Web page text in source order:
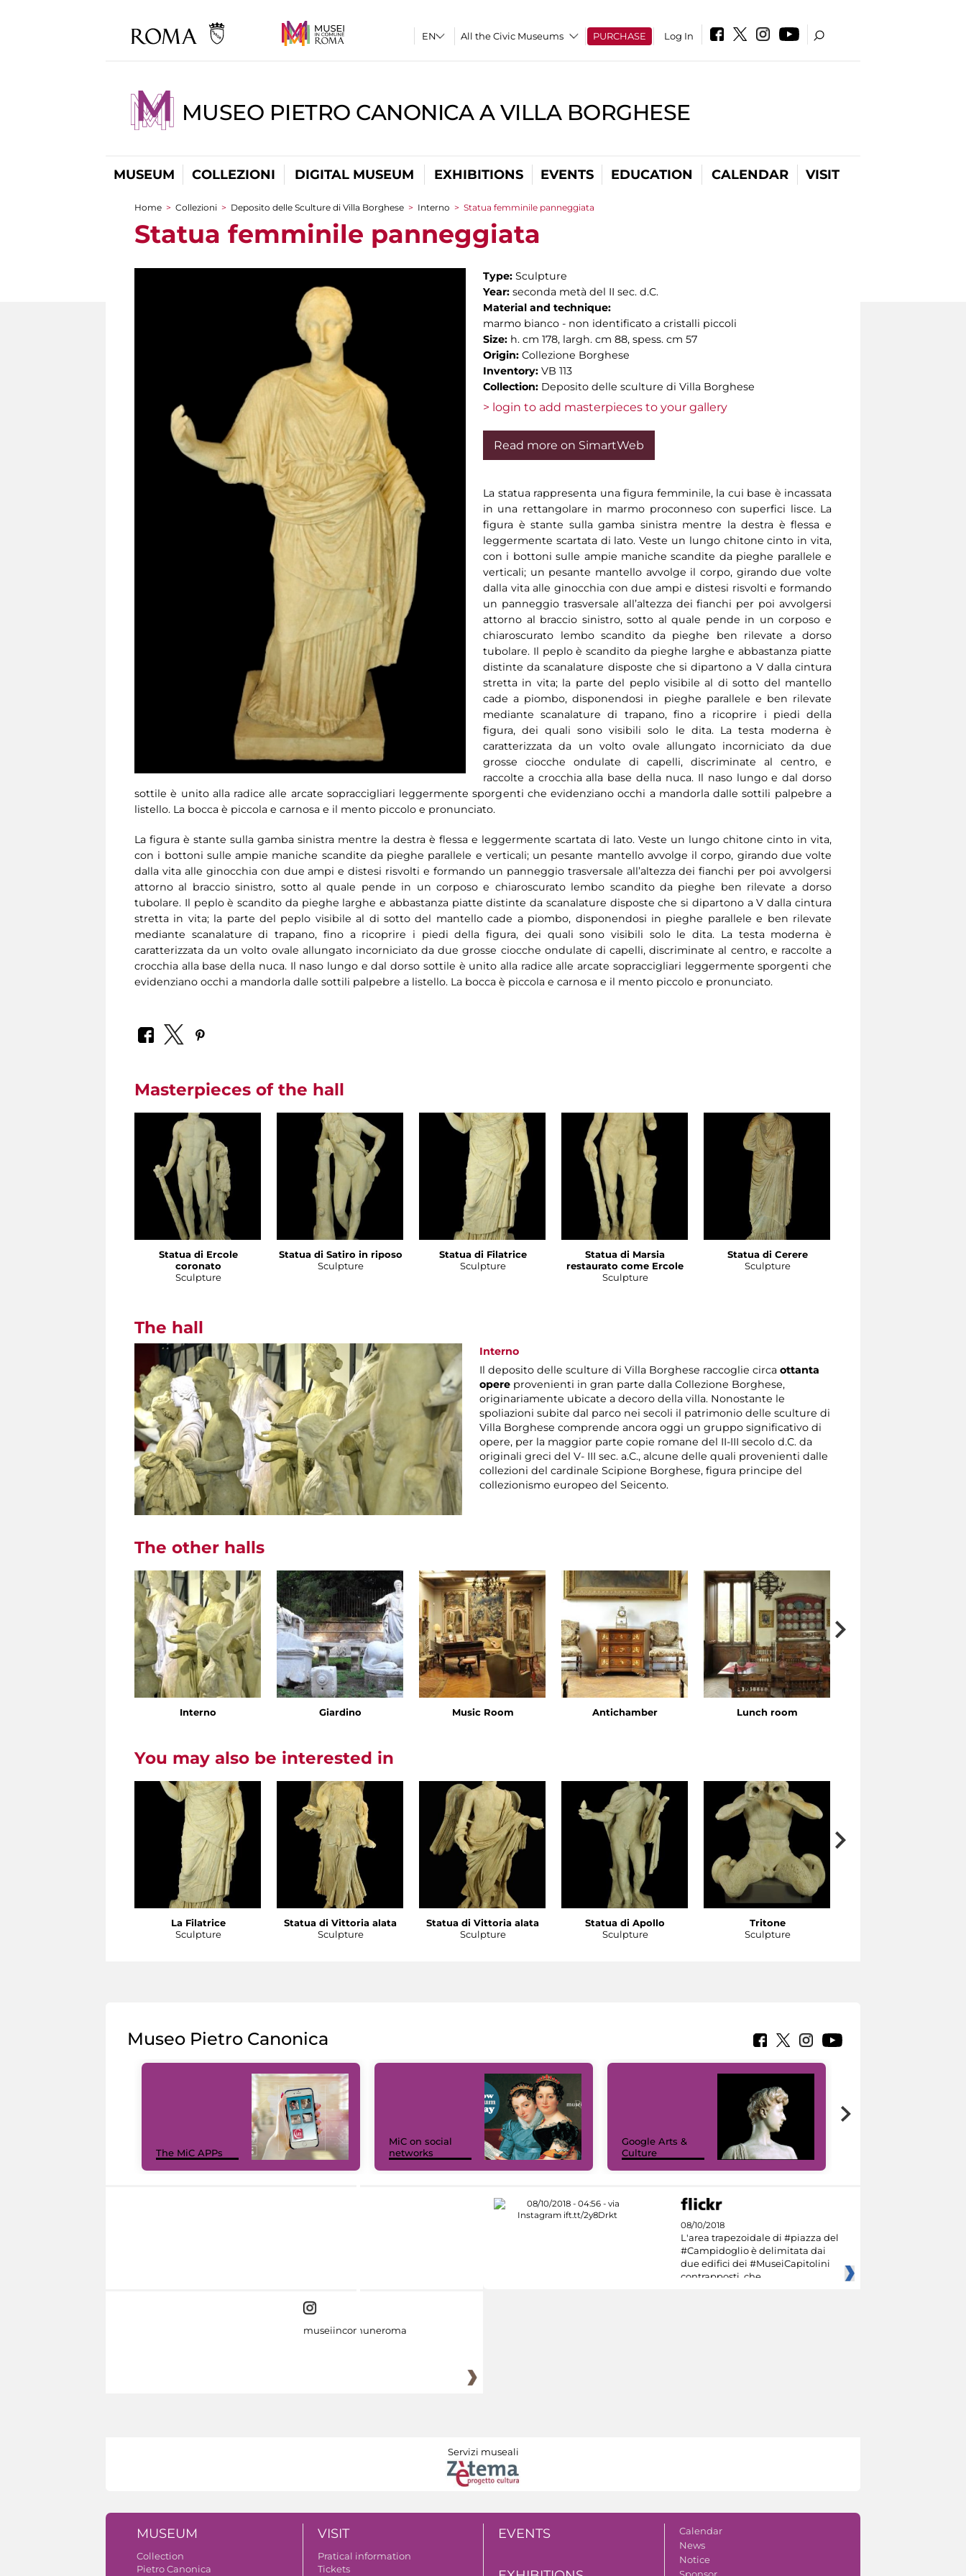
All the Civic Museums PURCHASE Log In
MUSEO PIETRO CANONICA A VILLA BORGHESE
MUSEUM COLLEZIONI DIGITAL MUSEUM EXHIBITIONS EVENTS EDUCATION CALENDAR VISIT
You are here
Home > Collezioni > Deposito delle Sculture di Villa Borghese > Interno > Statua femminile panneggiata
Statua femminile panneggiata
Type: Sculpture
Year: seconda metà del II sec. d.C.
Material and technique:
marmo bianco - non identificato a cristalli piccoli
Size: h. cm 178, largh. cm 88, spess. cm 57
Origin: Collezione Borghese
Inventory: VB 113
Collection: Deposito delle sculture di Villa Borghese
> login to add masterpieces to your gallery
Read more on SimartWeb
La statua rappresenta una figura femminile, la cui base è incassata
in una rettangolare in marmo proconneso con superfici lisce. La
figura è stante sulla gamba sinistra mentre la destra è flessa e
leggermente scartata di lato. Veste un lungo chitone cinto in vita,
con i bottoni sulle ampie maniche scandite da pieghe parallele e
verticali; un pesante mantello avvolge il corpo, girando due volte
dalla vita alle ginocchia con due ampi e distesi risvolti e formando
un panneggio trasversale all’altezza dei fianchi per poi avvolgersi
attorno al braccio sinistro, sotto al quale pende in un corposo e
chiaroscurato lembo scandito da pieghe ben rilevate a dorso
tubolare. Il peplo è scandito da pieghe larghe e abbastanza piatte
distinte da scanalature disposte che si dipartono a V dalla cintura
stretta in vita; la parte del peplo visibile al di sotto del mantello
cade a piombo, disponendosi in pieghe parallele e ben rilevate
mediante scanalature di trapano, fino a ricoprire i piedi della
figura, dei quali sono visibili solo le dita. La testa moderna è
caratterizzata da un volto ovale allungato incorniciato da due
grosse ciocche ondulate di capelli, discriminate al centro, e
raccolte a crocchia alla base della nuca. Il naso lungo e dal dorso
sottile è unito alla radice alle arcate sopraccigliari leggermente sporgenti che evidenziano occhi a mandorla dalle sottili palpebre a
listello. La bocca è piccola e carnosa e il mento piccolo e pronunciato.
La figura è stante sulla gamba sinistra mentre la destra è flessa e leggermente scartata di lato. Veste un lungo chitone cinto in vita,
con i bottoni sulle ampie maniche scandite da pieghe parallele e verticali; un pesante mantello avvolge il corpo, girando due volte
dalla vita alle ginocchia con due ampi e distesi risvolti e formando un panneggio trasversale all’altezza dei fianchi per poi avvolgersi
attorno al braccio sinistro, sotto al quale pende in un corposo e chiaroscurato lembo scandito da pieghe ben rilevate a dorso
tubolare. Il peplo è scandito da pieghe larghe e abbastanza piatte distinte da scanalature disposte che si dipartono a V dalla cintura
stretta in vita; la parte del peplo visibile al di sotto del mantello cade a piombo, disponendosi in pieghe parallele e ben rilevate
mediante scanalature di trapano, fino a ricoprire i piedi della figura, dei quali sono visibili solo le dita. La testa moderna è
caratterizzata da un volto ovale allungato incorniciato da due grosse ciocche ondulate di capelli, discriminate al centro, e raccolte a
crocchia alla base della nuca. Il naso lungo e dal dorso sottile è unito alla radice alle arcate sopraccigliari leggermente sporgenti che
evidenziano occhi a mandorla dalle sottili palpebre a listello. La bocca è piccola e carnosa e il mento piccolo e pronunciato.
Masterpieces of the hall
Statua di Ercole
coronato
Sculpture
Statua di Satiro in riposo
Sculpture
Statua di Filatrice
Sculpture
Statua di Marsia
restaurato come Ercole
Sculpture
Statua di Cerere
Sculpture
The hall
Interno
Il deposito delle sculture di Villa Borghese raccoglie circaottanta
opere provenienti in gran parte dalla Collezione Borghese,
originariamente ubicate a decoro della villa. Nonostante le
spoliazioni subite dal parco nei secoli il patrimonio delle sculture di
Villa Borghese comprende ancora oggi un gruppo significativo di
opere, per la maggior parte copie romane del II-III secolo d.C. da
originali greci del V- III sec. a.C., alcune delle quali provenienti dalle
collezioni del cardinale Scipione Borghese, figura principe del
collezionismo europeo del Seicento.
The other halls
Interno Giardino Music Room Antichamber Lunch room
You may also be interested in
La Filatrice
Sculpture
Statua di Vittoria alata
Sculpture
Statua di Vittoria alata
Sculpture
Statua di Apollo
Sculpture
Tritone
Sculpture
Museo Pietro Canonica
The MiC APPs
MiC on social
networks
Google Arts &
Culture
08/10/2018
L'area trapezoidale di #piazza del
#Campidoglio è delimitata dai
due edifici dei #MuseiCapitolini
contrapposti, che
museiincomuneroma
Servizi museali
MUSEUM
Collection
Pietro Canonica
VISIT
Pratical information
Tickets
EVENTS
Calendar
News
Notice
Sponsor